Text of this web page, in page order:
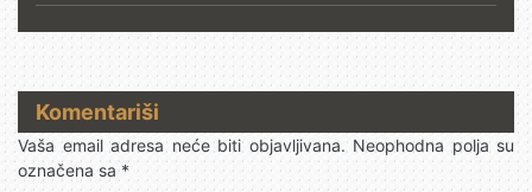
Komentariši
Vaša email adresa neće biti objavljivana. Neophodna polja su
označena sa*